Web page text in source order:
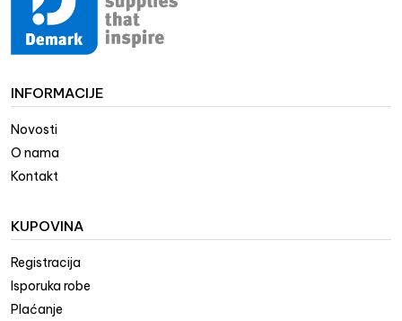
INFORMACIJE
Novosti
O nama
Kontakt
KUPOVINA
Registracija
Isporuka robe
Plaćanje